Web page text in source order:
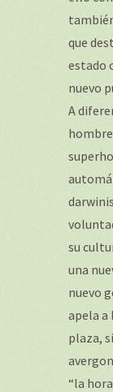
que
estado
nuevo
A
su
una
nuevo
apela a
plaza,
“la